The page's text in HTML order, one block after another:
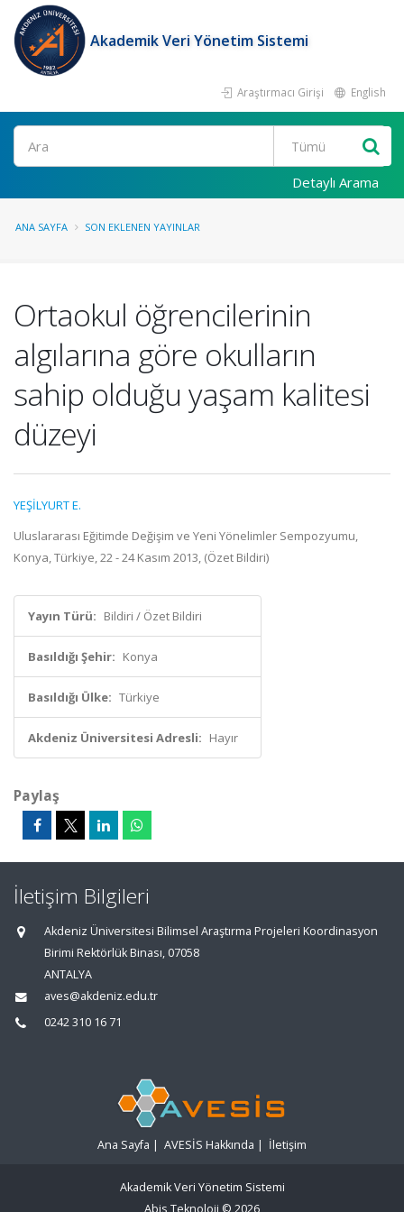
Akademik Veri Yönetim Sistemi
Araştırmacı Girişi English
Ara
Detaylı Arama
ANA SAYFA SON EKLENEN YAYINLAR
Ortaokul öğrencilerinin
algılarına göre okulların
sahip olduğu yaşam kalitesi
düzeyi
YEŞİLYURT E.
Uluslararası Eğitimde Değişim ve Yeni Yönelimler Sempozyumu,
Konya, Türkiye, 22 - 24 Kasım 2013, (Özet Bildiri)
Yayın Türü: Bildiri / Özet Bildiri
Basıldığı Şehir: Konya
Basıldığı Ülke: Türkiye
Akdeniz Üniversitesi Adresli: Hayır
Paylaş
İletişim Bilgileri
Akdeniz Üniversitesi Bilimsel Araştırma Projeleri Koordinasyon
Birimi Rektörlük Binası, 07058
ANTALYA
aves@akdeniz.edu.tr
0242 310 16 71
Ana Sayfa | AVESİS Hakkında | İletişim
Akademik Veri Yönetim Sistemi
Abis Teknoloji © 2026